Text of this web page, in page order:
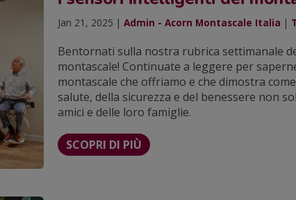
Jan 21, 2025 |Admin - Acorn Montascale Italia |
Bentornati sulla nostra rubrica settimanale
montascale! Continuate a leggere per
montascale che offriamo e che dimostra
salute, della sicurezza e del benessere non
amici e delle loro famiglie.
SCOPRI DI PIÙ